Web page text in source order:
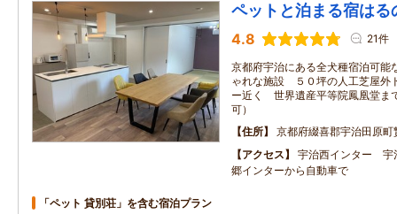
ペットと泊まる宿はる
4.8 21件
京都府宇治にある全犬種宿泊可
ゃれな施設 ５０坪の人工芝屋
ー近く 世界遺産平等院鳳凰堂ま
可）
住所
京都府綴喜郡宇治田原
アクセス
宇治西インター
郷インターから自動車で
「ペット 貸別荘」を含む宿泊プラン